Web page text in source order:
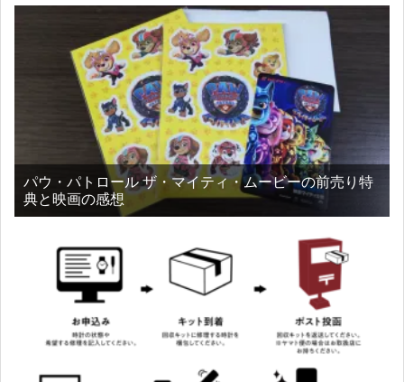
パウ・パトロール ザ・マイティ・ムービーの前売り特
典と映画の感想